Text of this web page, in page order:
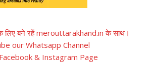
लिए बने रहें merouttarakhand.in के साथ।
our Whatsapp Channel
& Instagram Page